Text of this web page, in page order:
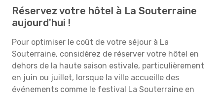
Réservez votre hôtel à La Souterraine
aujourd'hui !
Pour optimiser le coût de votre séjour à La
Souterraine, considérez de réserver votre hôtel en
dehors de la haute saison estivale, particulièrement
en juin ou juillet, lorsque la ville accueille des
événements comme le festival La Souterraine en